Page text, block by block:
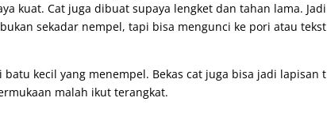
kuat. Cat juga dibuat supaya lengket dan tahan lama. Jadi
sekadar nempel, tapi bisa mengunci ke pori atau
kecil yang menempel. Bekas cat juga bisa jadi lapisan
malah ikut terangkat.